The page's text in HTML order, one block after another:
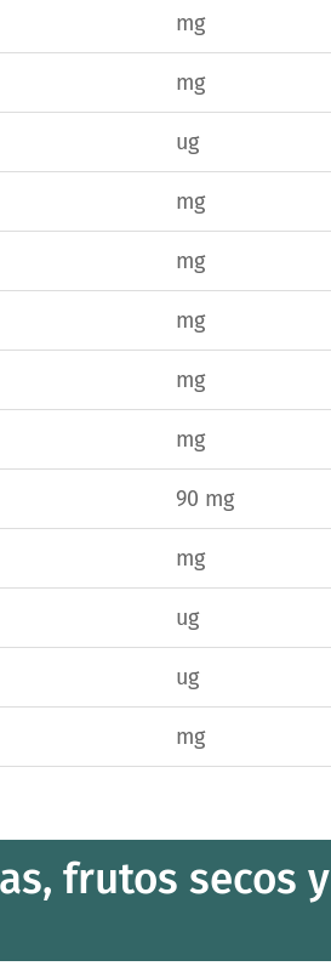
mg
mg
ug
mg
mg
mg
mg
mg
90 mg
mg
ug
ug
mg
frutos secos y